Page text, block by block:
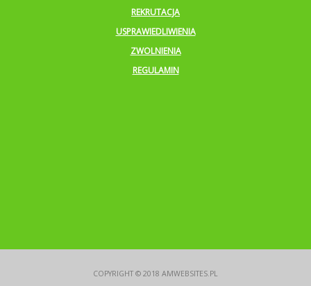
REKRUTACJA
USPRAWIEDLIWIENIA
ZWOLNIENIA
REGULAMIN
COPYRIGHT © 2018 AMWEBSITES.PL